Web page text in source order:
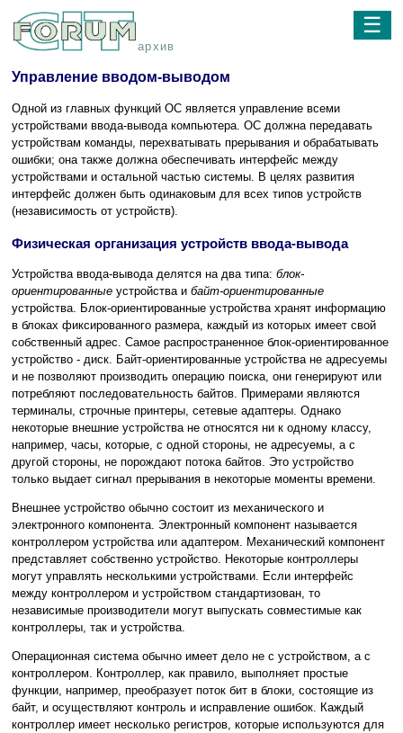
архив
☰
Управление вводом-выводом
Одной из главных функций ОС является управление всеми
устройствами ввода-вывода компьютера. ОС должна передавать
устройствам команды, перехватывать прерывания и обрабатывать
ошибки; она также должна обеспечивать интерфейс между
устройствами и остальной частью системы. В целях развития
интерфейс должен быть одинаковым для всех типов устройств
(независимость от устройств).
Физическая организация устройств ввода-вывода
Устройства ввода-вывода делятся на два типа: блок-
ориентированные устройства и байт-ориентированные
устройства. Блок-ориентированные устройства хранят информацию
в блоках фиксированного размера, каждый из которых имеет свой
собственный адрес. Самое распространенное блок-ориентированное
устройство - диск. Байт-ориентированные устройства не адресуемы
и не позволяют производить операцию поиска, они генерируют или
потребляют последовательность байтов. Примерами являются
терминалы, строчные принтеры, сетевые адаптеры. Однако
некоторые внешние устройства не относятся ни к одному классу,
например, часы, которые, с одной стороны, не адресуемы, а с
другой стороны, не порождают потока байтов. Это устройство
только выдает сигнал прерывания в некоторые моменты времени.
Внешнее устройство обычно состоит из механического и
электронного компонента. Электронный компонент называется
контроллером устройства или адаптером. Механический компонент
представляет собственно устройство. Некоторые контроллеры
могут управлять несколькими устройствами. Если интерфейс
между контроллером и устройством стандартизован, то
независимые производители могут выпускать совместимые как
контроллеры, так и устройства.
Операционная система обычно имеет дело не с устройством, а с
контроллером. Контроллер, как правило, выполняет простые
функции, например, преобразует поток бит в блоки, состоящие из
байт, и осуществляют контроль и исправление ошибок. Каждый
контроллер имеет несколько регистров, которые используются для